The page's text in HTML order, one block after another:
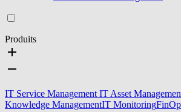
Produits
IT Service Management IT Asset
Knowledge ManagementIT Monitoring